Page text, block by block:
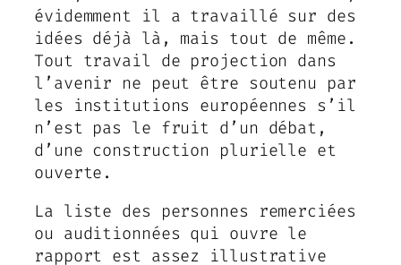
évidemment il a travaillé sur des
idées déjà là, mais tout de même.
Tout travail de projection dans
l’avenir ne peut être soutenu par
les institutions européennes s’il
n’est pas le fruit d’un débat,
d’une construction plurielle et
ouverte.
La liste des personnes remerciées
ou auditionnées qui ouvre le
rapport est assez illustrative